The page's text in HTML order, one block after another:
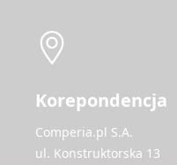
Korepondencja
Comperia.pl S.A.
ul. Konstruktorska 13